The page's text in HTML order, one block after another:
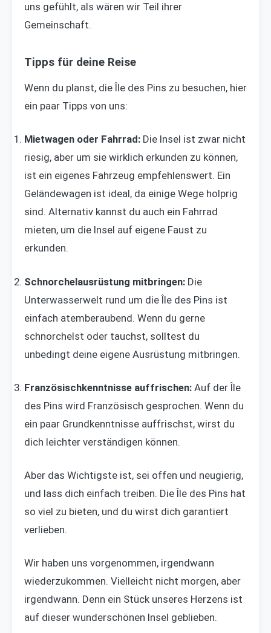
uns gefühlt, als wären wir Teil ihrer
Gemeinschaft.
Tipps für deine Reise
Wenn du planst, die Île des Pins zu besuchen, hier
ein paar Tipps von uns:
Mietwagen oder Fahrrad: Die Insel ist zwar nicht
riesig, aber um sie wirklich erkunden zu können,
ist ein eigenes Fahrzeug empfehlenswert. Ein
Geländewagen ist ideal, da einige Wege holprig
sind. Alternativ kannst du auch ein Fahrrad
mieten, um die Insel auf eigene Faust zu
erkunden.
Schnorchelausrüstung mitbringen: Die
Unterwasserwelt rund um die Île des Pins ist
einfach atemberaubend. Wenn du gerne
schnorchelst oder tauchst, solltest du
unbedingt deine eigene Ausrüstung mitbringen.
Französischkenntnisse auffrischen: Auf der Île
des Pins wird Französisch gesprochen. Wenn du
ein paar Grundkenntnisse auffrischst, wirst du
dich leichter verständigen können.
Aber das Wichtigste ist, sei offen und neugierig,
und lass dich einfach treiben. Die Île des Pins hat
so viel zu bieten, und du wirst dich garantiert
verlieben.
Wir haben uns vorgenommen, irgendwann
wiederzukommen. Vielleicht nicht morgen, aber
irgendwann. Denn ein Stück unseres Herzens ist
auf dieser wunderschönen Insel geblieben.